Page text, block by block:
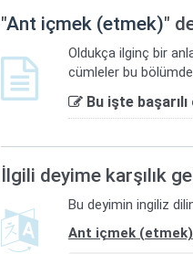
"Ant içmek (etmek)"
Oldukça ilginç bir
cümleler bu
Bu işte
İlgili deyime karşılık
Bu deyimin ingiliz
Ant içmek (etmek)